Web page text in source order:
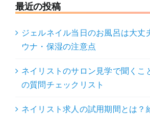
最近の投稿
ジェルネイル当日のお風呂は大丈
ウナ・保湿の注意点
ネイリストのサロン見学で聞くこ
の質問チェックリスト
ネイリスト求人の試用期間とは？